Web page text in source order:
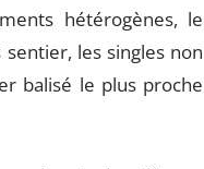
hétérogènes, le
les singles non
balisé le plus proche